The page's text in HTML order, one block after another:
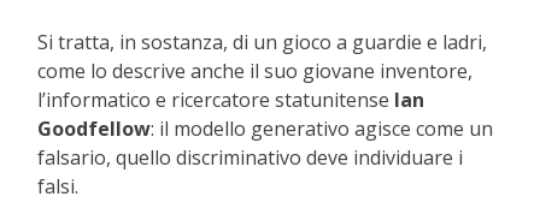
Si tratta, in sostanza, di un gioco a guardie e ladri,
come lo descrive anche il suo giovane inventore,
l’informatico e ricercatore statunitense Ian
Goodfellow: il modello generativo agisce come un
falsario, quello discriminativo deve individuare i
falsi.